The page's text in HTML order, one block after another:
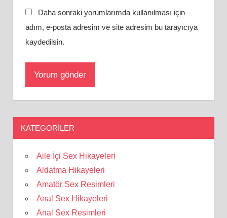
Daha sonraki yorumlarımda kullanılması için
adım, e-posta adresim ve site adresim bu tarayıcıya
kaydedilsin.
KATEGORILER
Aile İçi Sex Hikayeleri
Aldatma Hikayeleri
Amatör Sex Resimleri
Anal Sex Hikayeleri
Anal Sex Resimleri